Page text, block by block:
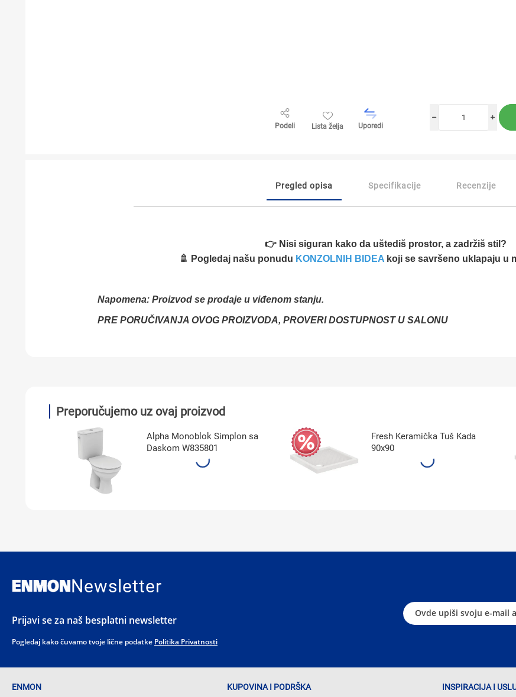
Podeli Lista želja Uporedi
i
h
Pregled opisa Specifikacije Recenzije
👉 Nisi siguran kako da uštediš prostor, a zadržiš stil?
🚿 Pogledaj našu ponudu KONZOLNIH BIDEA koji se savršeno uklapaju u
Napomena: Proizvod se prodaje u viđenom stanju.
PRE PORUČIVANJA OVOG PROIZVODA, PROVERI DOSTUPNOST U SALONU
Preporučujemo uz ovaj proizvod
Alpha Monoblok Simplon sa
Daskom W835801
Fresh Keramička Tuš Kada
90x90
Newsletter
Prijavi se za naš besplatni newsletter
Pogledaj kako čuvamo tvoje lične podatke Politika Privatnosti
ENMON KUPOVINA I PODRŠKA INSPIRACIJA I